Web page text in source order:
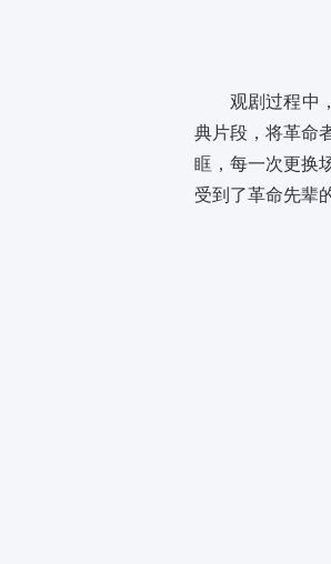
观剧过程中
典片段，将革命
眶，每一次更换
受到了革命先辈